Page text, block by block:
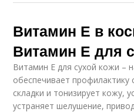
Витамин Е в
Витамин Е для
Витамин Е для сухой кожи –
обеспечивает профилактику
складки и тонизирует кожу,
устраняет шелушение,